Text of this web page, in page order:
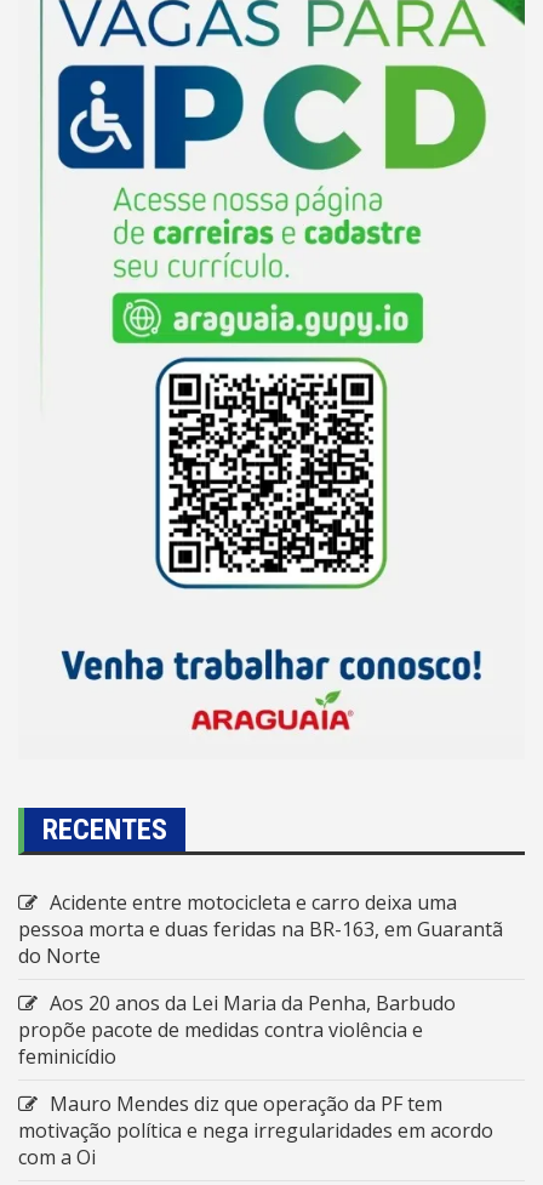
RECENTES
Acidente entre motocicleta e carro deixa uma
pessoa morta e duas feridas na BR-163, em Guarantã
do Norte
Aos 20 anos da Lei Maria da Penha, Barbudo
propõe pacote de medidas contra violência e
feminicídio
Mauro Mendes diz que operação da PF tem
motivação política e nega irregularidades em acordo
com a Oi